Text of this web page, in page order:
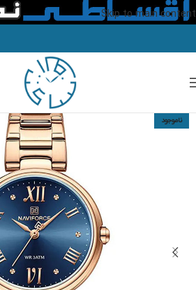
Skip to main content
ناموجود